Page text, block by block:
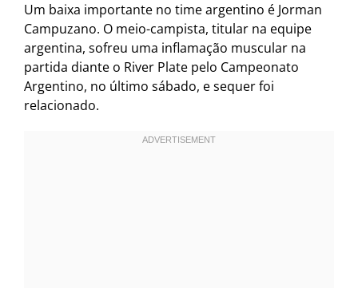
Um baixa importante no time argentino é Jorman
Campuzano. O meio-campista, titular na equipe
argentina, sofreu uma inflamação muscular na
partida diante o River Plate pelo Campeonato
Argentino, no último sábado, e sequer foi
relacionado.